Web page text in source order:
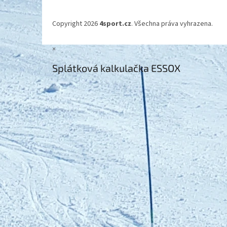
Copyright 2026 4sport.cz. Všechna práva vyhrazena.
×
Splátková kalkulačka ESSOX